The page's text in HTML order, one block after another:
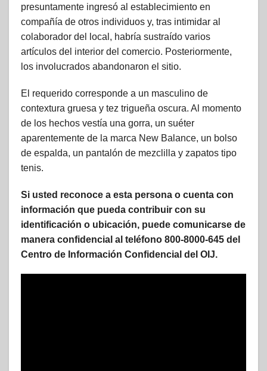
presuntamente ingresó al establecimiento en
compañía de otros individuos y, tras intimidar al
colaborador del local, habría sustraído varios
artículos del interior del comercio. Posteriormente,
los involucrados abandonaron el sitio.
El requerido corresponde a un masculino de
contextura gruesa y tez trigueña oscura. Al momento
de los hechos vestía una gorra, un suéter
aparentemente de la marca New Balance, un bolso
de espalda, un pantalón de mezclilla y zapatos tipo
tenis.
Si usted reconoce a esta persona o cuenta con
información que pueda contribuir con su
identificación o ubicación, puede comunicarse de
manera confidencial al teléfono 800-8000-645 del
Centro de Información Confidencial del OIJ.